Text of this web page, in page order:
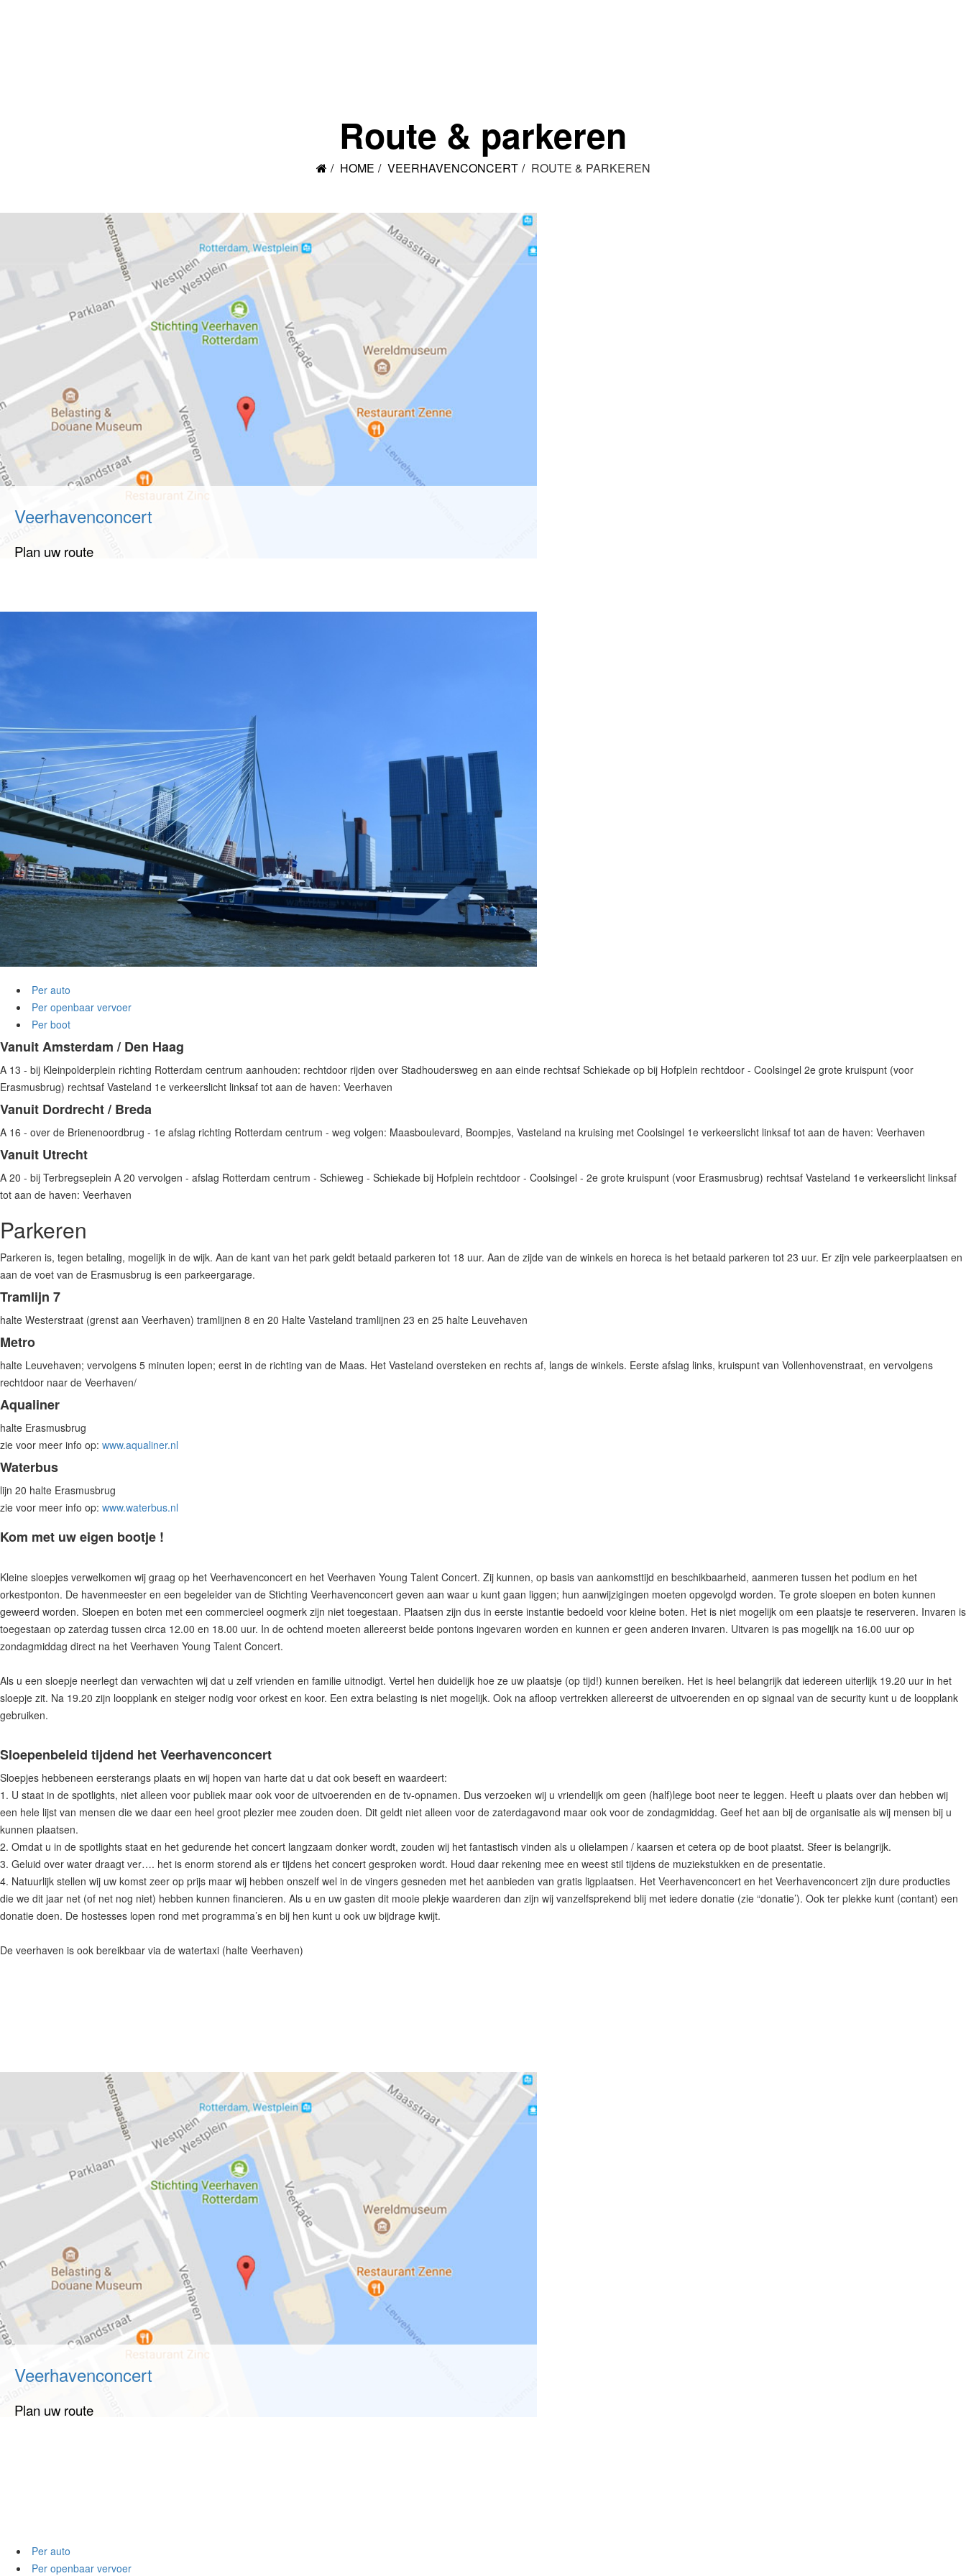
Route & parkeren
HOME VEERHAVENCONCERT ROUTE & PARKEREN
Veerhavenconcert
Plan uw route
Per auto
Per openbaar vervoer
Per boot
Vanuit Amsterdam / Den Haag
A 13 - bij Kleinpolderplein richting Rotterdam centrum aanhouden: rechtdoor rijden over Stadhoudersweg en aan einde rechtsaf Schiekade op bij Hofplein rechtdoor - Coolsingel 2e grote kruispunt (voor
Erasmusbrug) rechtsaf Vasteland 1e verkeerslicht linksaf tot aan de haven: Veerhaven
Vanuit Dordrecht / Breda
A 16 - over de Brienenoordbrug - 1e afslag richting Rotterdam centrum - weg volgen: Maasboulevard, Boompjes, Vasteland na kruising met Coolsingel 1e verkeerslicht linksaf tot aan de haven: Veerhaven
Vanuit Utrecht
A 20 - bij Terbregseplein A 20 vervolgen - afslag Rotterdam centrum - Schieweg - Schiekade bij Hofplein rechtdoor - Coolsingel - 2e grote kruispunt (voor Erasmusbrug) rechtsaf Vasteland 1e verkeerslicht linksaf
tot aan de haven: Veerhaven
Parkeren
Parkeren is, tegen betaling, mogelijk in de wijk. Aan de kant van het park geldt betaald parkeren tot 18 uur. Aan de zijde van de winkels en horeca is het betaald parkeren tot 23 uur. Er zijn vele parkeerplaatsen en
aan de voet van de Erasmusbrug is een parkeergarage.
Tramlijn 7
halte Westerstraat (grenst aan Veerhaven) tramlijnen 8 en 20 Halte Vasteland tramlijnen 23 en 25 halte Leuvehaven
Metro
halte Leuvehaven; vervolgens 5 minuten lopen; eerst in de richting van de Maas. Het Vasteland oversteken en rechts af, langs de winkels. Eerste afslag links, kruispunt van Vollenhovenstraat, en vervolgens
rechtdoor naar de Veerhaven/
Aqualiner
halte Erasmusbrug
zie voor meer info op: www.aqualiner.nl
Waterbus
lijn 20 halte Erasmusbrug
zie voor meer info op: www.waterbus.nl
Kom met uw eigen bootje !
Kleine sloepjes verwelkomen wij graag op het Veerhavenconcert en het Veerhaven Young Talent Concert. Zij kunnen, op basis van aankomsttijd en beschikbaarheid, aanmeren tussen het podium en het
orkestponton. De havenmeester en een begeleider van de Stichting Veerhavenconcert geven aan waar u kunt gaan liggen; hun aanwijzigingen moeten opgevolgd worden. Te grote sloepen en boten kunnen
geweerd worden. Sloepen en boten met een commercieel oogmerk zijn niet toegestaan. Plaatsen zijn dus in eerste instantie bedoeld voor kleine boten. Het is niet mogelijk om een plaatsje te reserveren. Invaren is
toegestaan op zaterdag tussen circa 12.00 en 18.00 uur. In de ochtend moeten allereerst beide pontons ingevaren worden en kunnen er geen anderen invaren. Uitvaren is pas mogelijk na 16.00 uur op
zondagmiddag direct na het Veerhaven Young Talent Concert.
Als u een sloepje neerlegt dan verwachten wij dat u zelf vrienden en familie uitnodigt. Vertel hen duidelijk hoe ze uw plaatsje (op tijd!) kunnen bereiken. Het is heel belangrijk dat iedereen uiterlijk 19.20 uur in het
sloepje zit. Na 19.20 zijn loopplank en steiger nodig voor orkest en koor. Een extra belasting is niet mogelijk. Ook na afloop vertrekken allereerst de uitvoerenden en op signaal van de security kunt u de loopplank
gebruiken.
Sloepenbeleid tijdend het Veerhavenconcert
Sloepjes hebbeneen eersterangs plaats en wij hopen van harte dat u dat ook beseft en waardeert:
1. U staat in de spotlights, niet alleen voor publiek maar ook voor de uitvoerenden en de tv-opnamen. Dus verzoeken wij u vriendelijk om geen (half)lege boot neer te leggen. Heeft u plaats over dan hebben wij
een hele lijst van mensen die we daar een heel groot plezier mee zouden doen. Dit geldt niet alleen voor de zaterdagavond maar ook voor de zondagmiddag. Geef het aan bij de organisatie als wij mensen bij u
kunnen plaatsen.
2. Omdat u in de spotlights staat en het gedurende het concert langzaam donker wordt, zouden wij het fantastisch vinden als u olielampen / kaarsen et cetera op de boot plaatst. Sfeer is belangrijk.
3. Geluid over water draagt ver…. het is enorm storend als er tijdens het concert gesproken wordt. Houd daar rekening mee en weest stil tijdens de muziekstukken en de presentatie.
4. Natuurlijk stellen wij uw komst zeer op prijs maar wij hebben onszelf wel in de vingers gesneden met het aanbieden van gratis ligplaatsen. Het Veerhavenconcert en het Veerhavenconcert zijn dure producties
die we dit jaar net (of net nog niet) hebben kunnen financieren. Als u en uw gasten dit mooie plekje waarderen dan zijn wij vanzelfsprekend blij met iedere donatie (zie “donatie’). Ook ter plekke kunt (contant) een
donatie doen. De hostesses lopen rond met programma’s en bij hen kunt u ook uw bijdrage kwijt.
De veerhaven is ook bereikbaar via de watertaxi (halte Veerhaven)
Veerhavenconcert
Plan uw route
Per auto
Per openbaar vervoer